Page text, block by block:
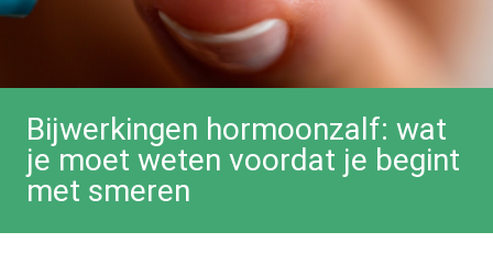
Bijwerkingen hormoonzalf: wat
je moet weten voordat je begint
met smeren